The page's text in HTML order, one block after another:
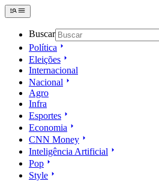
Buscar
Política
Eleições
Internacional
Nacional
Agro
Infra
Esportes
Economia
CNN Money
Inteligência Artificial
Pop
Style